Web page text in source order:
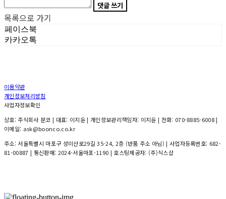
댓글 쓰기
목록으로 가기
페이스북
카카오톡
이용약관
개인정보처리방침
사업자정보확인
상호: 주식회사 분코 | 대표: 이지윤 | 개인정보관리책임자: 이지윤 | 전화: 070-8885-6008 |
이메일: ask@boonco.co.kr
주소: 서울특별시 마포구 성미산로29길 35-24, 2층 (반품 주소 아님) | 사업자등록번호: 682-
81-00887 | 통신판매: 2024-서울마포-1190 | 호스팅제공자: (주)식스샵